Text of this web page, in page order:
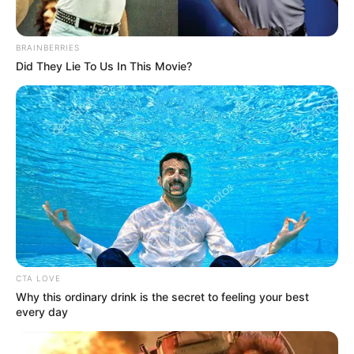
ΔΗΜΟΦΙΛΗ ΑΡΘΡΑ
Το τέρας που ζει στις υπόγειες στοές
του Αγίου Όρους..
BRAINBERRIES
Did They Lie To Us In This Movie?
CTA LOVE
Why this ordinary drink is the secret to feeling your best
every day